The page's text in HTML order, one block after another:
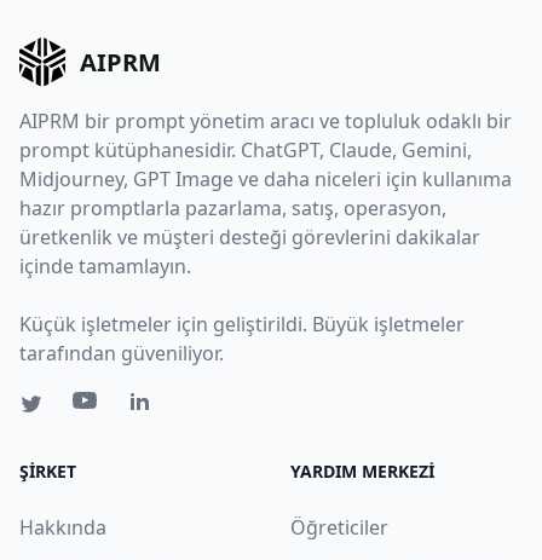
AIPRM
AIPRM bir prompt yönetim aracı ve topluluk odaklı bir
prompt kütüphanesidir. ChatGPT, Claude, Gemini,
Midjourney, GPT Image ve daha niceleri için kullanıma
hazır promptlarla pazarlama, satış, operasyon,
üretkenlik ve müşteri desteği görevlerini dakikalar
içinde tamamlayın.
Küçük işletmeler için geliştirildi. Büyük işletmeler
tarafından güveniliyor.
ŞIRKET
Hakkında
YARDIM MERKEZI
Öğreticiler